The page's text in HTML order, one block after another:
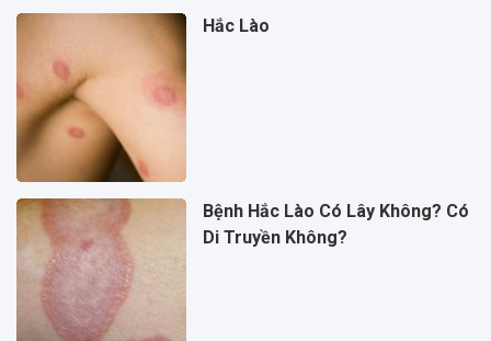
Hắc Lào
Bệnh Hắc Lào Có Lây Không? Có
Di Truyền Không?